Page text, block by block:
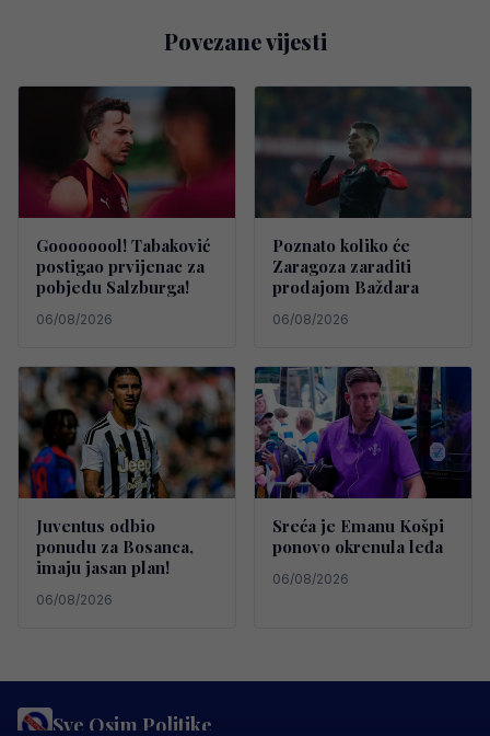
Povezane vijesti
Goooooool! Tabaković
postigao prvijenac za
pobjedu Salzburga!
06/08/2026
Poznato koliko će
Zaragoza zaraditi
prodajom Baždara
06/08/2026
Juventus odbio
ponudu za Bosanca,
imaju jasan plan!
06/08/2026
Sreća je Emanu Košpi
ponovo okrenula leđa
06/08/2026
Sve Osim Politike